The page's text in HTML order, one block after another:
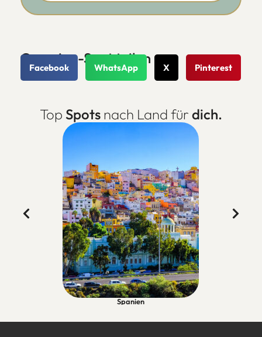
Camping-Spot teilen
Facebook WhatsApp X Pinterest
Top Spots nach Land für dich.
Spanien